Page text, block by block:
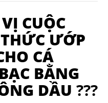
CUỘC
ƯỚP
CÁ
BẰNG
DẦU ?️??